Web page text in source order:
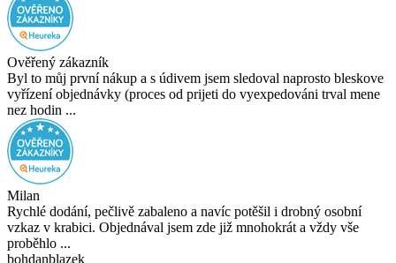
Ověřený zákazník
Byl to můj první nákup a s údivem jsem sledoval naprosto bleskove
vyřízení objednávky (proces od prijeti do vyexpedováni trval mene
nez hodin ...
Milan
Rychlé dodání, pečlivě zabaleno a navíc potěšil i drobný osobní
vzkaz v krabici. Objednával jsem zde již mnohokrát a vždy vše
proběhlo ...
bohdanblazek